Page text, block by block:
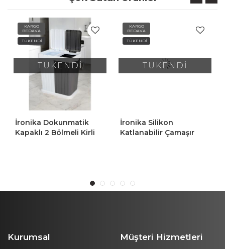
KARGO
BEDAVA
TÜKENDİ
TÜKENDİ
İronika Dokunmatik
Kapaklı 2 Bölmeli Kirli
KARGO
BEDAVA
TÜKENDİ
TÜKENDİ
İronika Silikon
Katlanabilir Çamaşır
Kurumsal Müşteri Hizmetleri